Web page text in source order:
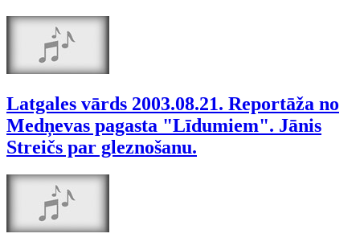
Latgales vārds 2003.08.21. Reportāža no
Medņevas pagasta "Līdumiem". Jānis
Streičs par gleznošanu.